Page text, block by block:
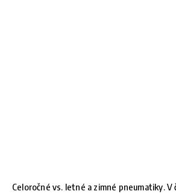
Celoročné vs. letné a zimné pneumatiky. V